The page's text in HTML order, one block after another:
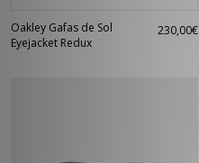
Oakley Gafas de Sol
Eyejacket Redux
230,00€